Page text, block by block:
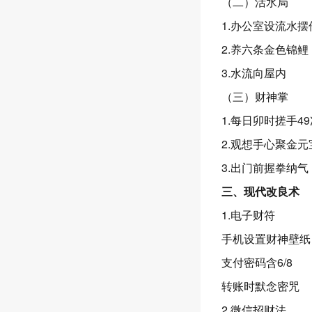
1.办公室设流水摆
2.养六条金色锦鲤
3.水流向屋内
（三）财神掌
1.每日卯时搓手
2.观想手心聚金元
3.出门前握拳纳气
三、现代改良术
1.电子财符
手机设置财神壁纸
支付密码含6/8
转账时默念密咒